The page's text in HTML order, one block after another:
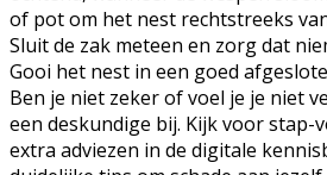
of pot om het nest rechtstreeks
Sluit de zak meteen en zorg dat
Gooi het nest in een goed
Ben je niet zeker of voel je je niet
een deskundige bij. Kijk voor
extra adviezen in de digitale